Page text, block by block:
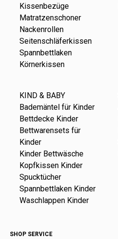
Kissenbezüge
Matratzenschoner
Nackenrollen
Seitenschläferkissen
Spannbettlaken
Körnerkissen
KIND & BABY
Bademäntel für Kinder
Bettdecke Kinder
Bettwarensets für
Kinder
Kinder Bettwäsche
Kopfkissen Kinder
Spucktücher
Spannbettlaken Kinder
Waschlappen Kinder
SHOP SERVICE